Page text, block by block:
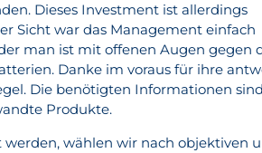
Dieses Investment ist allerdings
Sicht war das Management einfach
man ist mit offenen Augen gegen
Danke im voraus für ihre
Die benötigten Informationen sind
Produkte.
wählen wir nach objektiven